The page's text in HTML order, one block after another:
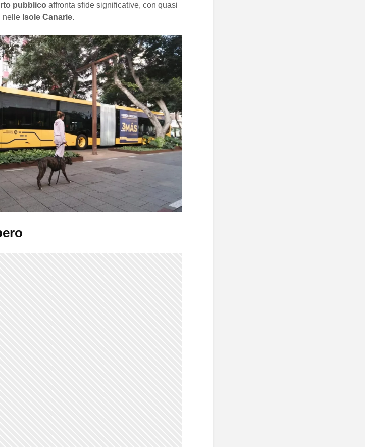
pubblico affronta sfide significative, con quasi
nelle Isole Canarie.